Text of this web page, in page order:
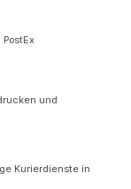
und
Kurierdienste in